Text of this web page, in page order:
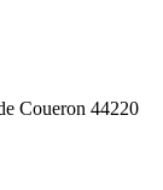
Coueron 44220